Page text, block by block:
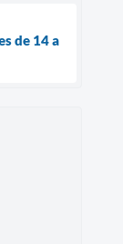
de 14 a